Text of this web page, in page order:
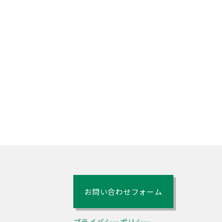
お問い合わせフォーム